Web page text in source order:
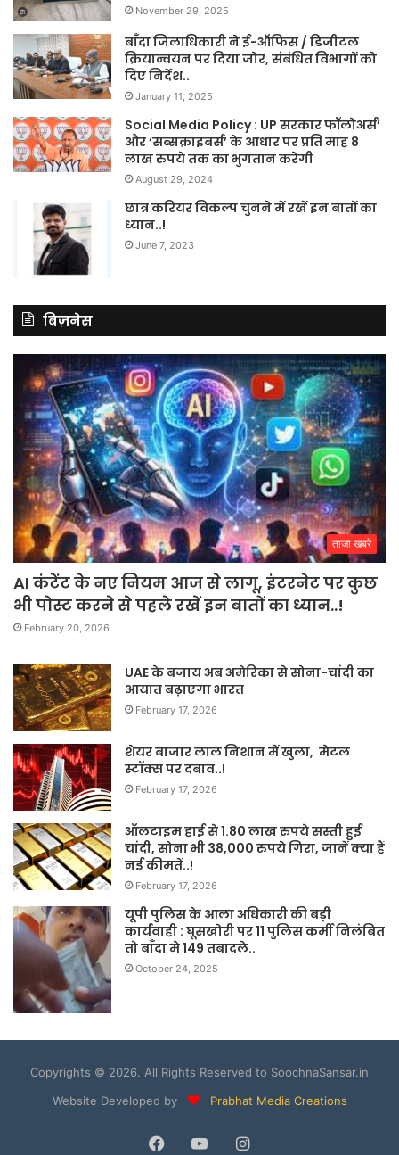
November 29, 2025
बाँदा जिलाधिकारी ने ई-ऑफिस / डिजीटल
क्रियान्वयन पर दिया जोर, संबंधित विभागों को
दिए निर्देश..
January 11, 2025
Social Media Policy : UP सरकार फॉलोअर्स’
और ‘सब्सक्राइबर्स’ के आधार पर प्रति माह 8
लाख रुपये तक का भुगतान करेगी
August 29, 2024
छात्र करियर विकल्प चुनने में रखें इन बातों का
ध्यान..!
June 7, 2023
बिज़नेस
ताजा खबरे
AI कंटेंट के नए नियम आज से लागू, इंटरनेट पर कुछ
भी पोस्ट करने से पहले रखें इन बातों का ध्यान..!
February 20, 2026
UAE के बजाय अब अमेरिका से सोना-चांदी का
आयात बढ़ाएगा भारत
February 17, 2026
शेयर बाजार लाल निशान में खुला, मेटल
स्टॉक्स पर दबाव..!
February 17, 2026
ऑलटाइम हाई से 1.80 लाख रुपये सस्ती हुई
चांदी, सोना भी 38,000 रुपये गिरा, जानें क्या हैं
नई कीमतें..!
February 17, 2026
यूपी पुलिस के आला अधिकारी की बड़ी
कार्यवाही : घूसखोरी पर 11 पुलिस कर्मी निलंबित
तो बाँदा मे 149 तबादले..
October 24, 2025
Copyrights © 2026. All Rights Reserved to SoochnaSansar.in
Website Developed by
Prabhat Media Creations
Facebook
YouTubeInstagram